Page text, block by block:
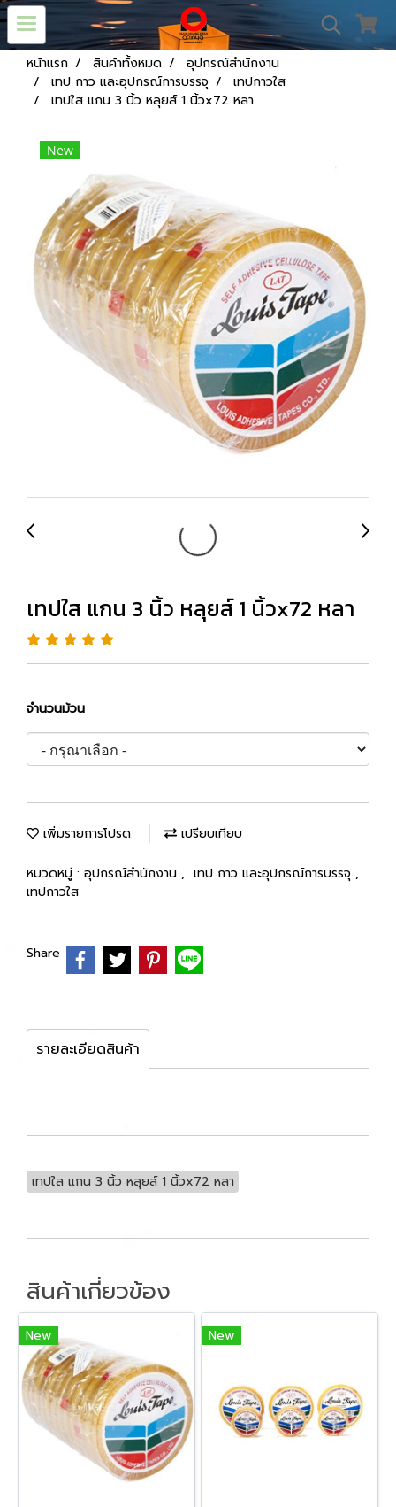
หน้าแรก สินค้าทั้งหมด
อุปกรณ์สำนักงาน
เทป กาว และอุปกรณ์การบรรจุ
เทปกาวใส
เทปใส แกน 3 นิ้ว หลุยส์ 1 นิ้วx72 หลา
New
เทปใส แกน 3 นิ้ว หลุยส์ 1 นิ้วx72 หลา
จำนวนม้วน
เพิ่มรายการโปรด เปรียบเทียบ
หมวดหมู่ : อุปกรณ์สำนักงาน , เทป กาว และอุปกรณ์การบรรจุ ,
เทปกาวใส
Share
รายละเอียดสินค้า
เทปใส แกน 3 นิ้ว หลุยส์ 1 นิ้วx72 หลา
สินค้าเกี่ยวข้อง
New New